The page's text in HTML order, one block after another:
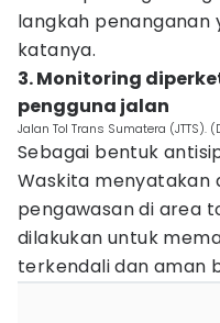
langkah penanganan
katanya.
3. Monitoring
pengguna jalan
Jalan Tol Trans Sumatera (JTTS).
Sebagai bentuk
Waskita menyatakan
pengawasan di area
dilakukan untuk
terkendali dan aman